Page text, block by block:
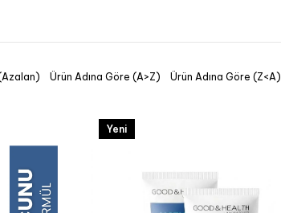
Ürün Adına Göre (A>Z) Ürün Adına Göre (Z<A)
Yeni